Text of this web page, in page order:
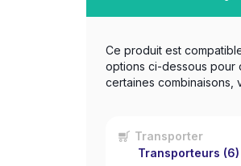
Ce produit est
options ci-dessous pour
certaines combinaisons,
Transporter
Transporteurs (6)